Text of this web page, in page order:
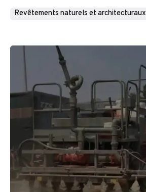
Revêtements naturels et architecturaux